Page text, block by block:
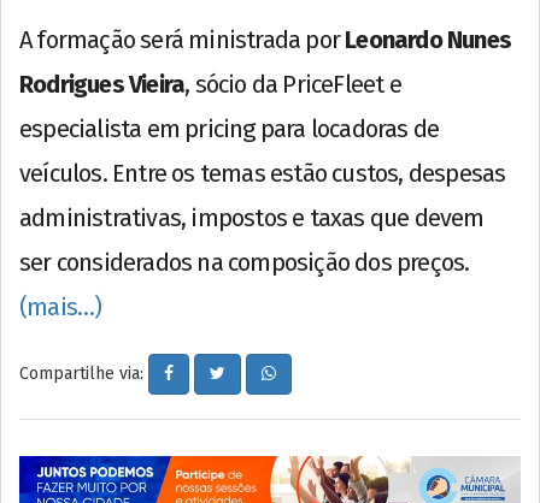
A formação será ministrada porLeonardo Nunes
Rodrigues Vieira, sócio da PriceFleet e
especialista em pricing para locadoras de
veículos. Entre os temas estão custos, despesas
administrativas, impostos e taxas que devem
ser considerados na composição dos preços.
(mais…)
Compartilhe via: